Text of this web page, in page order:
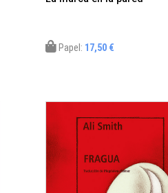
Papel: 17,50 €